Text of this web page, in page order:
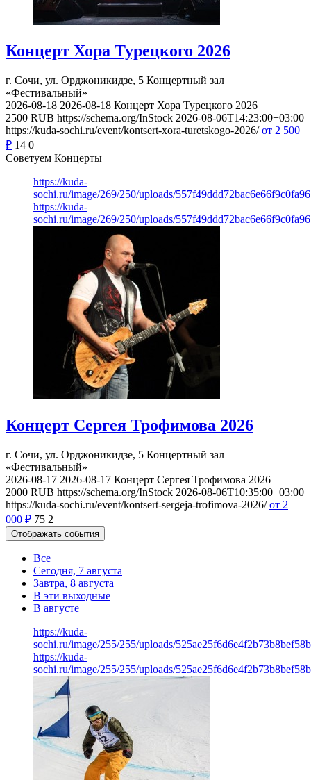
Концерт Хора Турецкого 2026
г. Сочи, ул. Орджоникидзе, 5 Концертный зал
«Фестивальный»
2026-08-18 2026-08-18 Концерт Хора Турецкого 2026
2500 RUB https://schema.org/InStock 2026-08-06T14:23:00+03:00
https://kuda-sochi.ru/event/kontsert-xora-turetskogo-2026/ от 2 500
₽ 14 0
Советуем Концерты
https://kuda-
sochi.ru/image/269/250/uploads/
https://kuda-
sochi.ru/image/269/250/uploads/
Концерт Сергея Трофимова 2026
г. Сочи, ул. Орджоникидзе, 5 Концертный зал
«Фестивальный»
2026-08-17 2026-08-17 Концерт Сергея Трофимова 2026
2000 RUB https://schema.org/InStock 2026-08-06T10:35:00+03:00
https://kuda-sochi.ru/event/kontsert-sergeja-trofimova-2026/ от 2
000 ₽ 75 2
Отображать события
Все
Сегодня, 7 августа
Завтра, 8 августа
В эти выходные
В августе
https://kuda-
sochi.ru/image/255/255/uploads/
https://kuda-
sochi.ru/image/255/255/uploads/